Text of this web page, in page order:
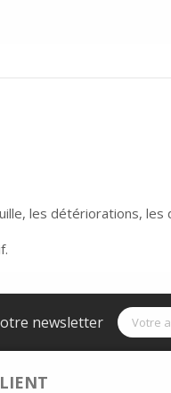
les détériorations, les
newsletter